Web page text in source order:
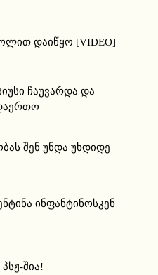
დაიწყო [VIDEO]
ჩაუვარდა და
შენ უნდა უხდიდე
ინფანტინოსკენ
შია!